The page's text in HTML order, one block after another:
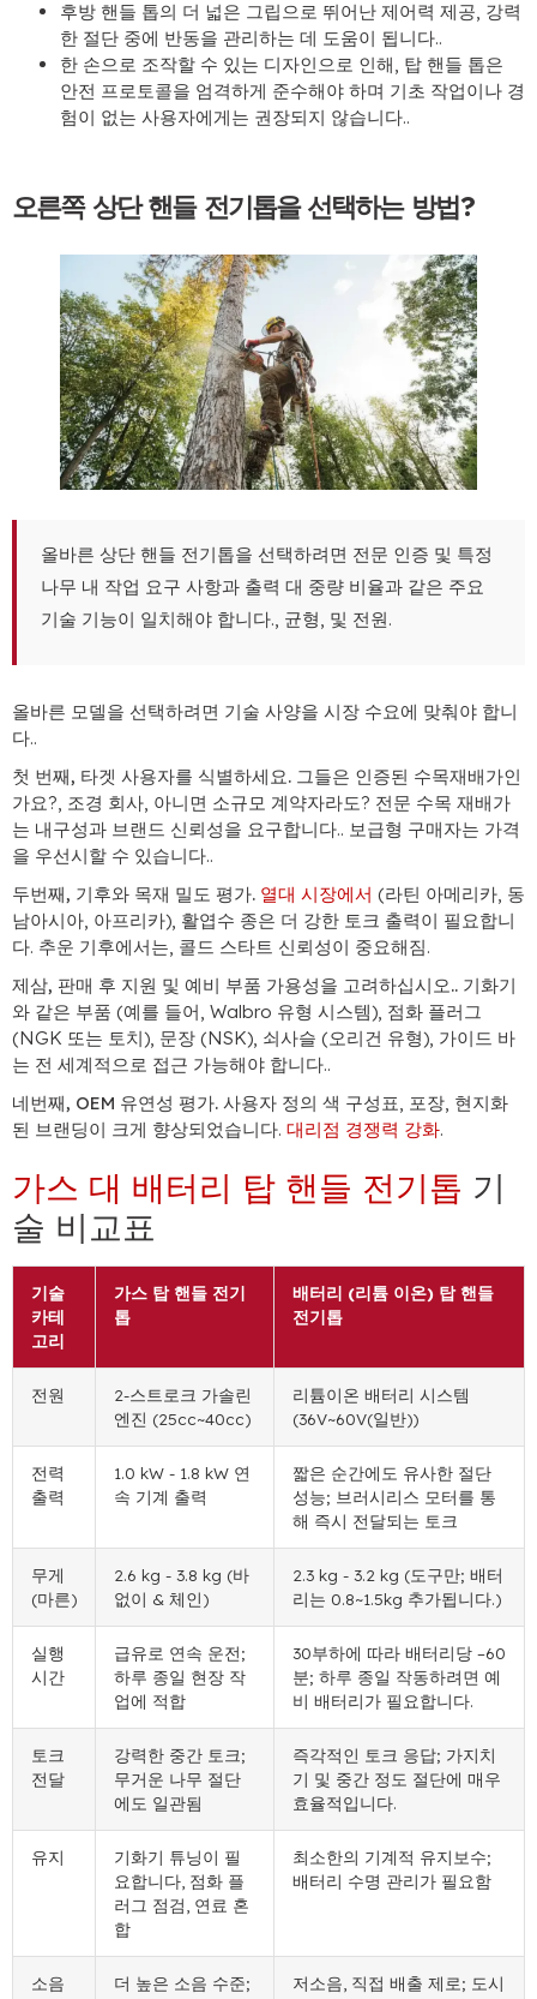
후방 핸들 톱의 더 넓은 그립으로 뛰어난 제어력 제공, 강력
한 절단 중에 반동을 관리하는 데 도움이 됩니다..
한 손으로 조작할 수 있는 디자인으로 인해, 탑 핸들 톱은
안전 프로토콜을 엄격하게 준수해야 하며 기초 작업이나 경
험이 없는 사용자에게는 권장되지 않습니다..
오른쪽 상단 핸들 전기톱을 선택하는 방법?
올바른 상단 핸들 전기톱을 선택하려면 전문 인증 및 특정
나무 내 작업 요구 사항과 출력 대 중량 비율과 같은 주요
기술 기능이 일치해야 합니다., 균형, 및 전원.
올바른 모델을 선택하려면 기술 사양을 시장 수요에 맞춰야 합니
다..
첫 번째, 타겟 사용자를 식별하세요. 그들은 인증된 수목재배가인
가요?, 조경 회사, 아니면 소규모 계약자라도? 전문 수목 재배가
는 내구성과 브랜드 신뢰성을 요구합니다.. 보급형 구매자는 가격
을 우선시할 수 있습니다..
두번째, 기후와 목재 밀도 평가. 열대 시장에서 (라틴 아메리카, 동
남아시아, 아프리카), 활엽수 종은 더 강한 토크 출력이 필요합니
다. 추운 기후에서는, 콜드 스타트 ​​신뢰성이 중요해짐.
제삼, 판매 후 지원 및 예비 부품 가용성을 고려하십시오.. 기화기
와 같은 부품 (예를 들어, Walbro 유형 시스템), 점화 플러그
(NGK 또는 토치), 문장 (NSK), 쇠사슬 (오리건 유형), 가이드 바
는 전 세계적으로 접근 가능해야 합니다..
네번째, OEM 유연성 평가. 사용자 정의 색 구성표, 포장, 현지화
된 브랜딩이 크게 향상되었습니다. 대리점 경쟁력 강화.
가스 대 배터리 탑 핸들 전기톱 기
술 비교표
기술
카테
고리
가스 탑 핸들 전기
톱
배터리 (리튬 이온) 탑 핸들
전기톱
전원
2-스트로크 가솔린
엔진 (25cc~40cc)
리튬이온 배터리 시스템
(36V~60V(일반))
전력
출력
1.0 kW - 1.8 kW 연
속 기계 출력
짧은 순간에도 유사한 절단
성능; 브러시리스 모터를 통
해 즉시 전달되는 토크
무게
(마른)
2.6 kg - 3.8 kg (바
없이 & 체인)
2.3 kg - 3.2 kg (도구만; 배터
리는 0.8~1.5kg 추가됩니다.)
실행
시간
급유로 연속 운전;
하루 종일 현장 작
업에 적합
30부하에 따라 배터리당 –60
분; 하루 종일 작동하려면 예
비 배터리가 필요합니다.
토크
전달
강력한 중간 토크;
무거운 나무 절단
에도 일관됨
즉각적인 토크 응답; 가지치
기 및 중간 정도 절단에 매우
효율적입니다.
유지
기화기 튜닝이 필
요합니다, 점화 플
러그 점검, 연료 혼
합
최소한의 기계적 유지보수;
배터리 수명 관리가 필요함
소음
더 높은 소음 수준;
저소음, 직접 배출 제로; 도시